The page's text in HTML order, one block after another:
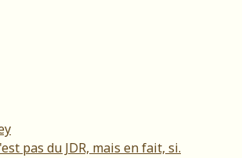
pas du JDR, mais en fait, si.